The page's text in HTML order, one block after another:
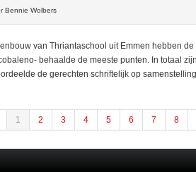
Bennie Wolbers
van Thriantaschool uit Emmen hebben
behaalde de meeste punten. In totaal
de gerechten schriftelijk op
1 2 3 4 5 6 7 8